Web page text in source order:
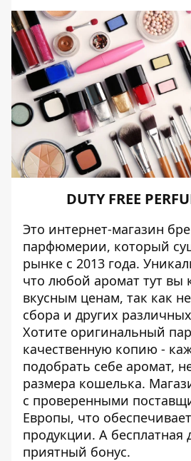
DUTY FREE
Это интернет-магазин
парфюмерии, который
рынке с 2013 года.
что любой аромат тут вы
вкусным ценам, так как
сбора и других
Хотите оригинальный
качественную копию -
подобрать себе аромат,
размера кошелька.
с проверенными
Европы, что
продукции. А бесплатная
приятный бонус.